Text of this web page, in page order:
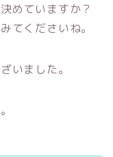
めていますか？
てくださいね。
いました。